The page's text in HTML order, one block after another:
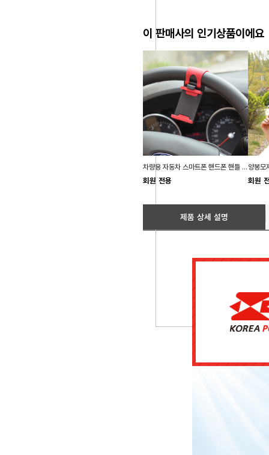
이 판매사의 인기상품이에요
차량용 자동차 스마트폰 핸드폰 핸들 거치대 홀더
회원 전용
양봉모
회원
제품 상세 설명